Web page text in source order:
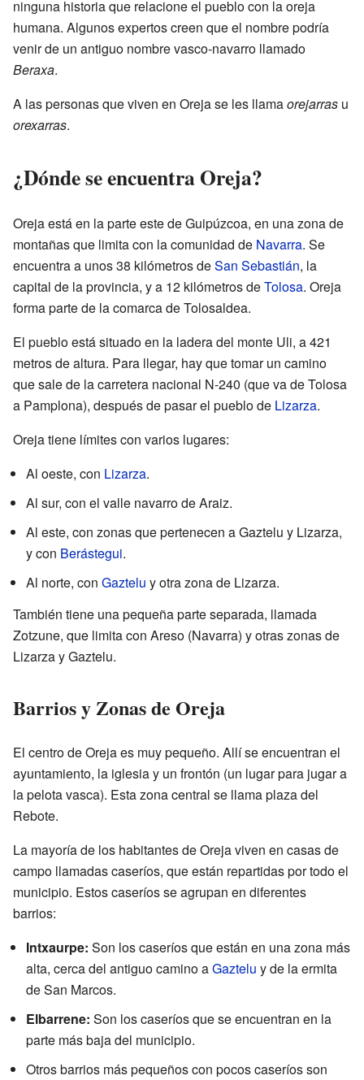
ninguna historia que relacione el pueblo con la oreja
humana. Algunos expertos creen que el nombre podría
venir de un antiguo nombre vasco-navarro llamado
Beraxa.
A las personas que viven en Oreja se les llamaorejarras u
orexarras.
¿Dónde se encuentra Oreja?
Oreja está en la parte este de Guipúzcoa, en una zona de
montañas que limita con la comunidad de Navarra. Se
encuentra a unos 38 kilómetros deSan Sebastián, la
capital de la provincia, y a 12 kilómetros deTolosa. Oreja
forma parte de la comarca de Tolosaldea.
El pueblo está situado en la ladera del monte Uli, a 421
metros de altura. Para llegar, hay que tomar un camino
que sale de la carretera nacional N-240 (que va de Tolosa
a Pamplona), después de pasar el pueblo de Lizarza.
Oreja tiene límites con varios lugares:
Al oeste, con Lizarza.
Al sur, con el valle navarro de Araiz.
Al este, con zonas que pertenecen a Gaztelu y Lizarza,
y con Berástegui.
Al norte, con Gaztelu y otra zona de Lizarza.
También tiene una pequeña parte separada, llamada
Zotzune, que limita con Areso (Navarra) y otras zonas de
Lizarza y Gaztelu.
Barrios y Zonas de Oreja
El centro de Oreja es muy pequeño. Allí se encuentran el
ayuntamiento, la iglesia y un frontón (un lugar para jugar a
la pelota vasca). Esta zona central se llama plaza del
Rebote.
La mayoría de los habitantes de Oreja viven en casas de
campo llamadas caseríos, que están repartidas por todo el
municipio. Estos caseríos se agrupan en diferentes
barrios:
Intxaurpe: Son los caseríos que están en una zona más
alta, cerca del antiguo camino aGaztelu y de la ermita
de San Marcos.
Elbarrene: Son los caseríos que se encuentran en la
parte más baja del municipio.
Otros barrios más pequeños con pocos caseríos son